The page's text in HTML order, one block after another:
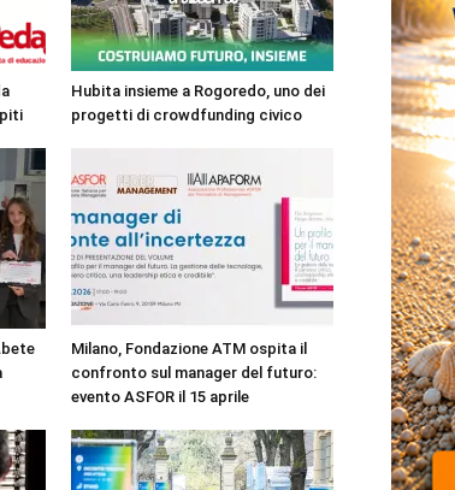
Hubita insieme a Rogoredo, uno dei
progetti di crowdfunding civico
Milano, Fondazione ATM ospita il
confronto sul manager del futuro:
evento ASFOR il 15 aprile